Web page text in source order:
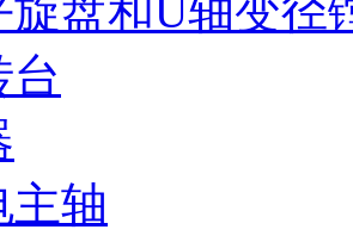
旋盘和U轴变径
台
主轴